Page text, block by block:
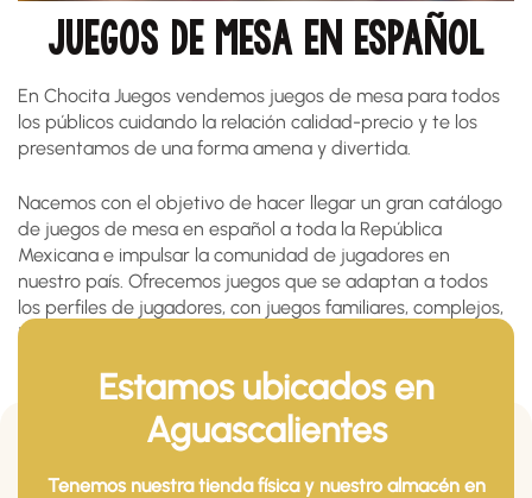
JUEGOS DE MESA EN ESPAÑOL
En Chocita Juegos vendemos juegos de mesa para todos
los públicos cuidando la relación calidad-precio y te los
presentamos de una forma amena y divertida.
Nacemos con el objetivo de hacer llegar un gran catálogo
de juegos de mesa en español a toda la República
Mexicana e impulsar la comunidad de jugadores en
nuestro país. Ofrecemos juegos que se adaptan a todos
los perfiles de jugadores, con juegos familiares, complejos,
infantiles, party, clásicos, etc, priorizando la localización a
Estamos ubicados en
Aguascalientes
Tenemos nuestra tienda física y nuestro almacén en